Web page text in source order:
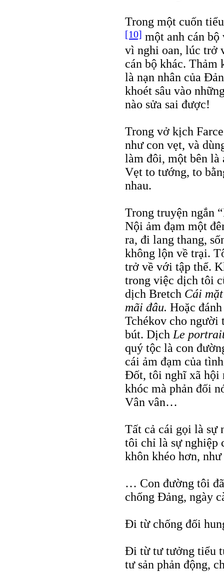
Trong một cuốn
[10] một anh cán
vì nghi oan, lúc trở
cán bộ khác. Thảm
là nạn nhân của
khoét sâu vào
nào sửa sai được!
Trong vở kịch
như con vẹt, và
làm đôi, một bên là
Vẹt to tướng, to
nhau.
Trong truyện ngắn
Nội ảm đạm một
ra, đi lang thang,
không lộn về trại.
trở về với tập thể.
trong việc dịch tôi
dịch Bretch Cái
mãi đâu. Hoặc
Tchékov cho người
bút. DịchLe
quý tộc là con
cái ảm đạm của
Đốt, tôi nghĩ xã hội
khóc mà phản đối
Vân vân…
Tất cả cái gọi là sự
tôi chỉ là sự nghiệp
khôn khéo hơn,
… Con đường tôi
chống Đảng, ngày
Đi từ chống đối
Đi từ tư tưởng tiểu
tư sản phản động,